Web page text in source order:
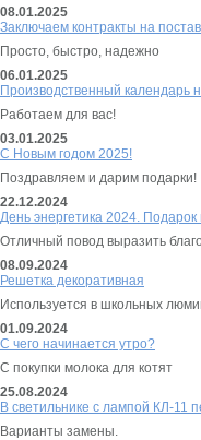
08.01.2025
Заключаем контракты на
Просто, быстро, надежно
06.01.2025
Производственный календарь
Работаем для вас!
03.01.2025
С Новым годом 2025!
Поздравляем и дарим подарки!
22.12.2024
День энергетика 2024.
Отличный повод выразить
08.09.2024
Решетка декоративная
Используется в школьных
01.09.2024
С чего начинается утро?
C покупки молока для котят
25.08.2024
В светильнике с лампой КЛ-11
Варианты замены.